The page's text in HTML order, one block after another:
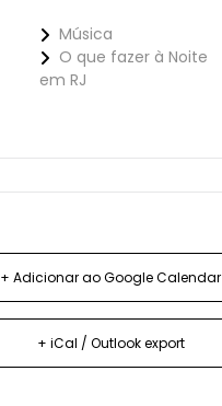
Música
O que fazer à Noite
em RJ
+ Adicionar ao Google Calendar
+ iCal / Outlook export